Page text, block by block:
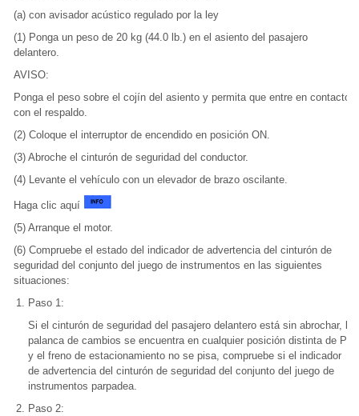
(a) con avisador acústico regulado por la ley
(1) Ponga un peso de 20 kg (44.0 lb.) en el asiento del pasajero
delantero.
AVISO:
Ponga el peso sobre el cojín del asiento y permita que entre en contacto
con el respaldo.
(2) Coloque el interruptor de encendido en posición ON.
(3) Abroche el cinturón de seguridad del conductor.
(4) Levante el vehículo con un elevador de brazo oscilante.
Haga clic aquí
(5) Arranque el motor.
(6) Compruebe el estado del indicador de advertencia del cinturón de
seguridad del conjunto del juego de instrumentos en las siguientes
situaciones:
Paso 1:
Si el cinturón de seguridad del pasajero delantero está sin abrochar, la
palanca de cambios se encuentra en cualquier posición distinta de P*
y el freno de estacionamiento no se pisa, compruebe si el indicador
de advertencia del cinturón de seguridad del conjunto del juego de
instrumentos parpadea.
Paso 2: